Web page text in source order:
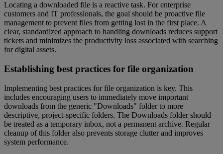
Locating a downloaded file is a reactive task. For enterprise
customers and IT professionals, the goal should be proactive file
management to prevent files from getting lost in the first place. A
clear, standardized approach to handling downloads reduces support
tickets and minimizes the productivity loss associated with searching
for digital assets.
Establishing best practices for file organization
Implementing best practices for file organization is key. This
includes encouraging users to immediately move important
downloads from the generic "Downloads" folder to more
descriptive, project-specific folders. The Downloads folder should
be treated as a temporary inbox, not a permanent archive. Regular
cleanup of this folder also prevents storage clutter and improves
system performance.